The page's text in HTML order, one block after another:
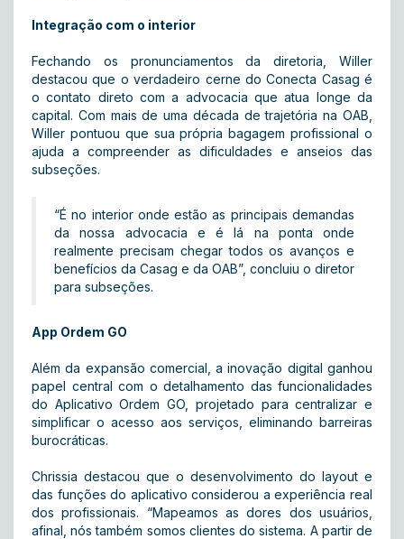
Integração com o interior
Fechando os pronunciamentos da diretoria, Willer
destacou que o verdadeiro cerne do Conecta Casag é
o contato direto com a advocacia que atua longe da
capital. Com mais de uma década de trajetória na OAB,
Willer pontuou que sua própria bagagem profissional o
ajuda a compreender as dificuldades e anseios das
subseções.
“É no interior onde estão as principais demandas
da nossa advocacia e é lá na ponta onde
realmente precisam chegar todos os avanços e
benefícios da Casag e da OAB”, concluiu o diretor
para subseções.
App Ordem GO
Além da expansão comercial, a inovação digital ganhou
papel central com o detalhamento das funcionalidades
do Aplicativo Ordem GO, projetado para centralizar e
simplificar o acesso aos serviços, eliminando barreiras
burocráticas.
Chrissia destacou que o desenvolvimento do layout e
das funções do aplicativo considerou a experiência real
dos profissionais. “Mapeamos as dores dos usuários,
afinal, nós também somos clientes do sistema. A partir de